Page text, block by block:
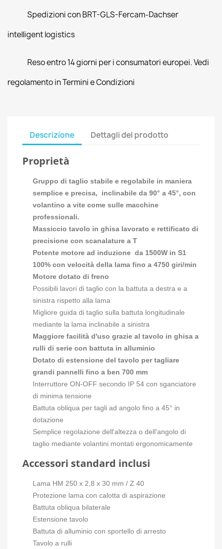
Spedizioni con BRT-GLS-Fercam-Dachser
intelligent logistics
Reso entro 14 giorni per i consumatori europei. Vedi
regolamento in Termini e Condizioni
Descrizione Dettagli del prodotto
Proprietà
Gruppo di taglio stabile e regolabile in maniera
semplice e precisa, inclinabile da 90° a 45°, con
volantino a vite come sulle macchine
professionali.
Massiccio tavolo in ghisa lavorato e rettificato di
precisione con scanalature a T
Potente motore ad induzione da 1500W in S1
100% con velocità della lama fino a 4750 giri/min
Motore dotato di freno
Possibili lavori di taglio con la battuta a destra e a
sinistra rispetto alla lama
Migliore guida di taglio sulla battuta longitudinale
mediante la lama inclinabile a sinistra
Maggiore facilità d'uso grazie al tavolo in ghisa a
rulli di serie con battuta in alluminio
Dotato di estensione del tavolo per tagliare
grandi pannelli fino a ben 700 mm
Interruttore ON-OFF secondo IP 54 con sganciatore
di minima tensione
Battuta obliqua per tagli ad angolo fino a 45° in
dotazione
Semplice regolazione dell'altezza o dell'angolo di
taglio mediante volantini montati ergonomicamente
Accessori standard inclusi
Lama HM 250 x 2,8 x 30 mm / Z 40
Protezione lama con calotta di aspirazione
Battuta obliqua bilaterale
Estensione tavolo
Battuta di alluminio con sportello di arresto
Tavolo a rulli